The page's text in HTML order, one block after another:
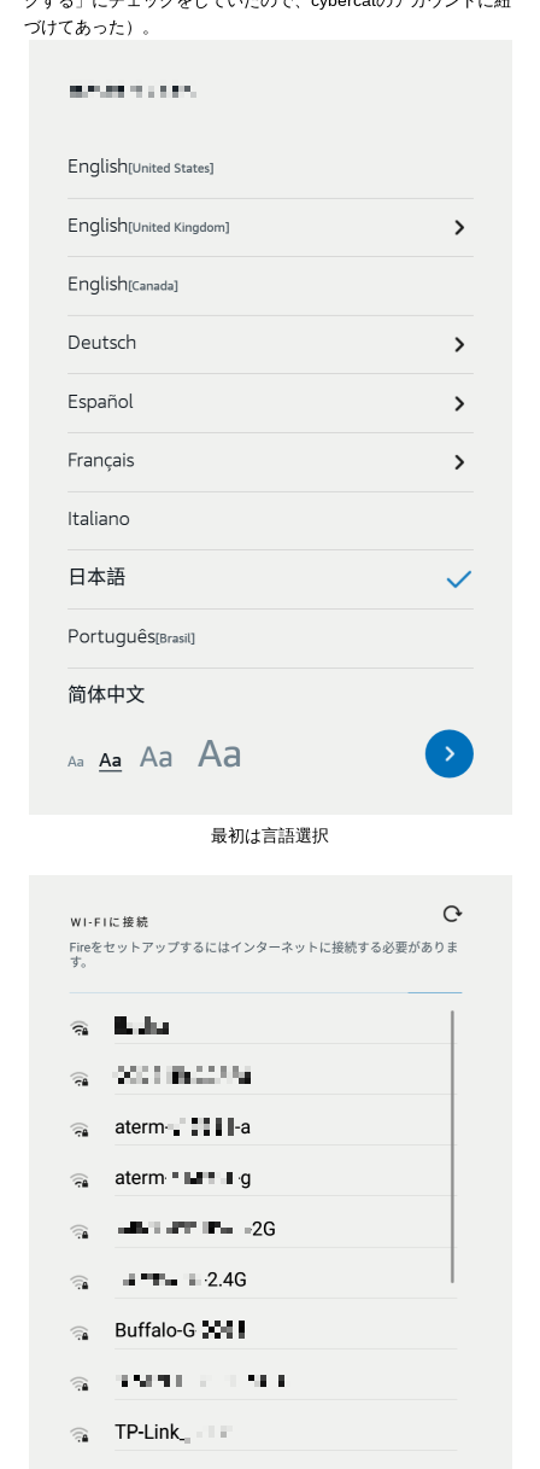
づけてあった）。
最初は言語選択